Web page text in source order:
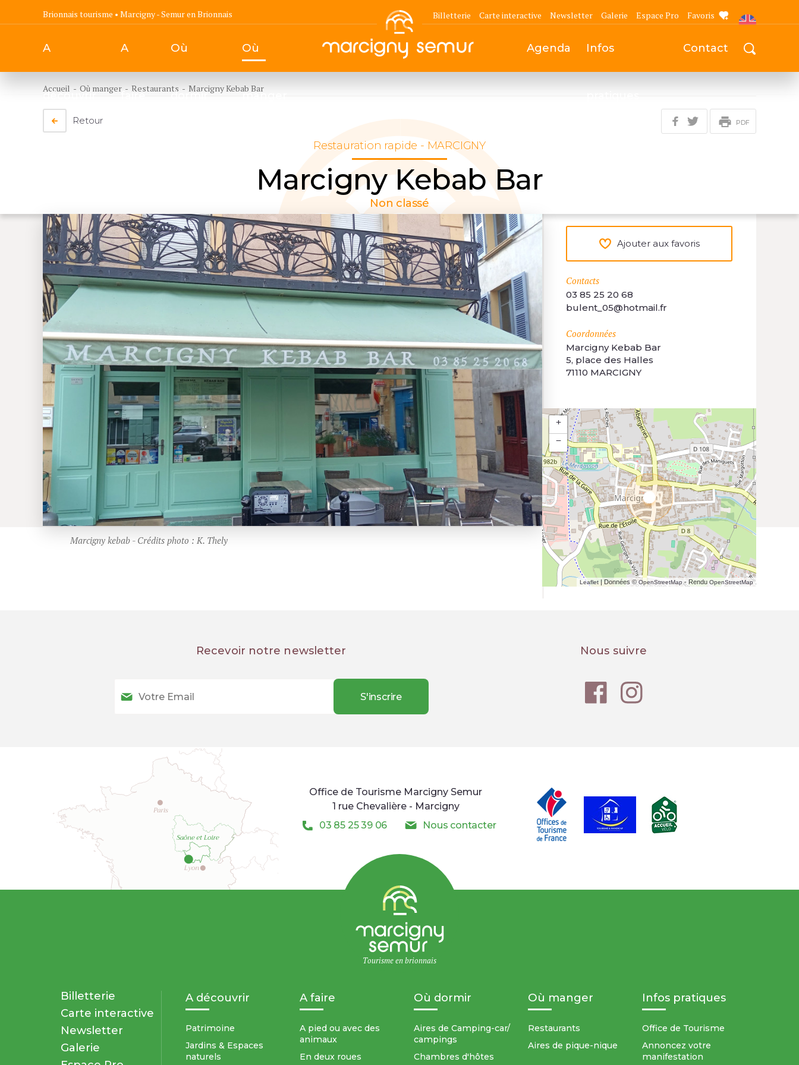
Brionnais tourisme • Marcigny - Semur en Brionnais Billetterie Carte interactive Newsletter Galerie Espace Pro Favoris
A
découvrir
A
faire
Où
dormir
Où
manger
Agenda Infos Contact
Accueil - Où manger- Restaurants - Marcigny Kebab Bar
Retour PDF
Restauration rapide - MARCIGNY
Marcigny Kebab Bar
Non classé
Marcigny kebab - Crédits photo : K. Thely
Ajouter aux favoris
Contacts
03 85 25 20 68
bulent_05@hotmail.fr
Coordonnées
Marcigny Kebab Bar
5, place des Halles
71110 MARCIGNY
+
−
Leaflet | Données © OpenStreetMap- Rendu OpenStreetMap
Recevoir notre newsletter Nous suivre
Office de Tourisme Marcigny Semur
1 rue Chevalière - Marcigny
03 85 25 39 06
Nous contacter
Tourisme en brionnais
Billetterie
Carte interactive
Newsletter
Galerie
A découvrir
Patrimoine
Jardins & Espaces
naturels
A faire
A pied ou avec des
animaux
En deux roues
Où dormir
Aires de Camping-car/
campings
Chambres d'hôtes
Où manger
Restaurants
Aires de pique-nique
Infos pratiques
Office de Tourisme
Annoncez votre
manifestation